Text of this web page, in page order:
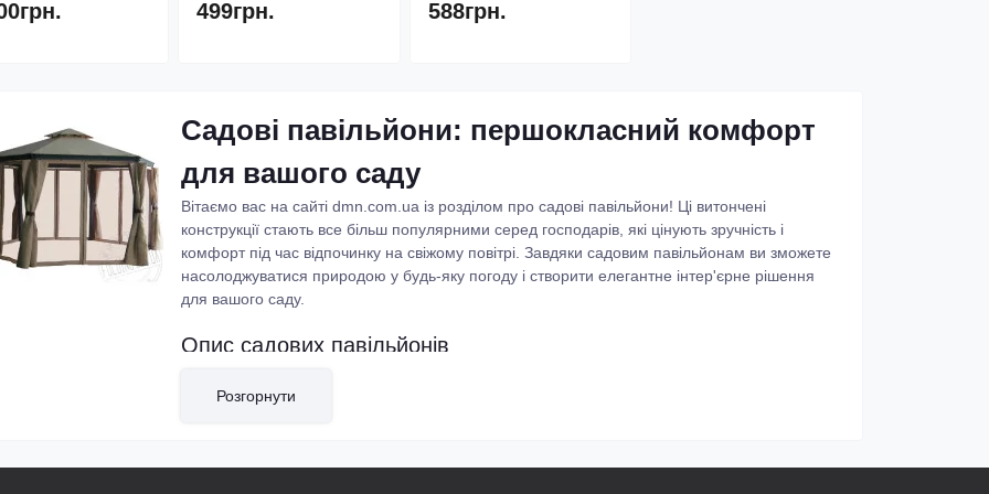
499грн. 588грн.
Садові павільйони: першокласний комфорт
для вашого саду
Вітаємо вас на сайті dmn.com.ua із розділом про садові павільйони! Ці витончені
конструкції стають все більш популярними серед господарів, які цінують зручність і
комфорт під час відпочинку на свіжому повітрі. Завдяки садовим павільйонам ви зможете
насолоджуватися природою у будь-яку погоду і створити елегантне інтер'єрне рішення
для вашого саду.
Опис садових павільйонів
Садові павільйони - це каркасні або металеві конструкції, які прикрашують сад та
Розгорнути